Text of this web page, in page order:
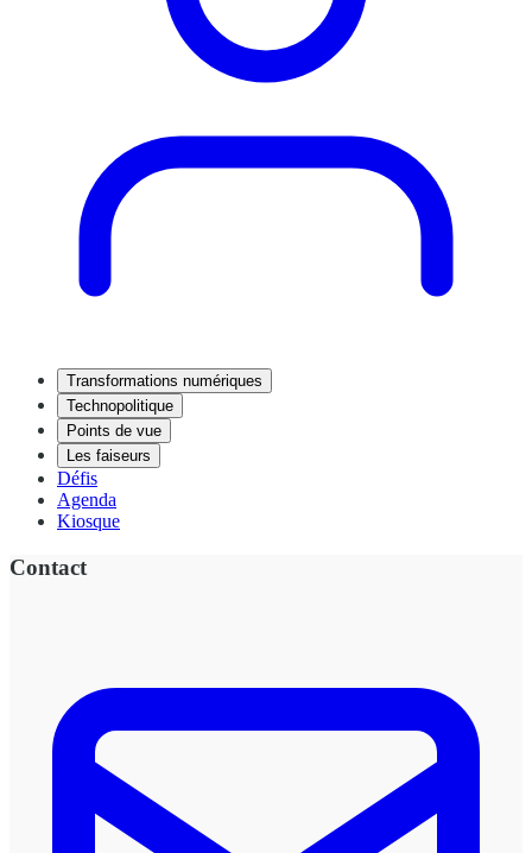
Transformations numériques
Technopolitique
Points de vue
Les faiseurs
Défis
Agenda
Kiosque
Contact